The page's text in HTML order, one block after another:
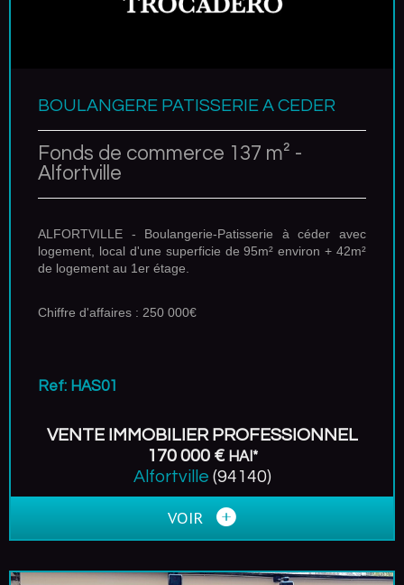
BOULANGERE PATISSERIE A CEDER
Fonds de commerce 137 m² -
Alfortville
ALFORTVILLE - Boulangerie-Patisserie à céder avec
logement, local d'une superficie de 95m² environ + 42m²
de logement au 1er étage.
Chiffre d'affaires : 250 000€
Ref: HAS01
VENTE IMMOBILIER PROFESSIONNEL
170 000 € HAI*
Alfortville (94140)
VOIR